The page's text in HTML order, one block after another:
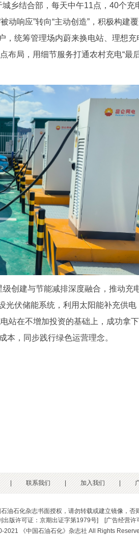
乡结合部，每天中午11点，40个充
响应”转向“主动创造”，积极构建覆
，统筹管理场内蔚来换电站、理想充
局，用细节服务打通农村充电“最后
创建与节能减排深度融合，推动充
伏储能系统，利用太阳能补充供电
站在不增加投资的基础上，成功拿
本，同步践行绿色运营理念。
联系我们 加入我们
油石化杂志书面授权，请勿转载或建立镜像，否
出版许可证：京期出证字第1979号] [广告经营许
2021 《中国石油石化》杂志社 All Rights